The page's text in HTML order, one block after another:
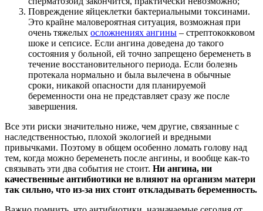
Повреждение яйцеклетки бактериальными токсинами.
Это крайне маловероятная ситуация, возможная при
очень тяжелых осложнениях ангины – стрептококковом
шоке и сепсисе. Если ангина доведена до такого
состояния у больной, ей точно запрещено беременеть в
течение восстановительного периода. Если болезнь
протекала нормально и была вылечена в обычные
сроки, никакой опасности для планируемой
беременности она не представляет сразу же после
завершения.
Все эти риски значительно ниже, чем другие, связанные с
наследственностью, плохой экологией и вредными
привычками. Поэтому в общем особенно ломать голову над
тем, когда можно беременеть после ангины, и вообще как-то
связывать эти два события не стоит. Ни ангина, ни
качественные антибиотики не влияют на организм матери
так сильно, что из-за них стоит откладывать беременность.